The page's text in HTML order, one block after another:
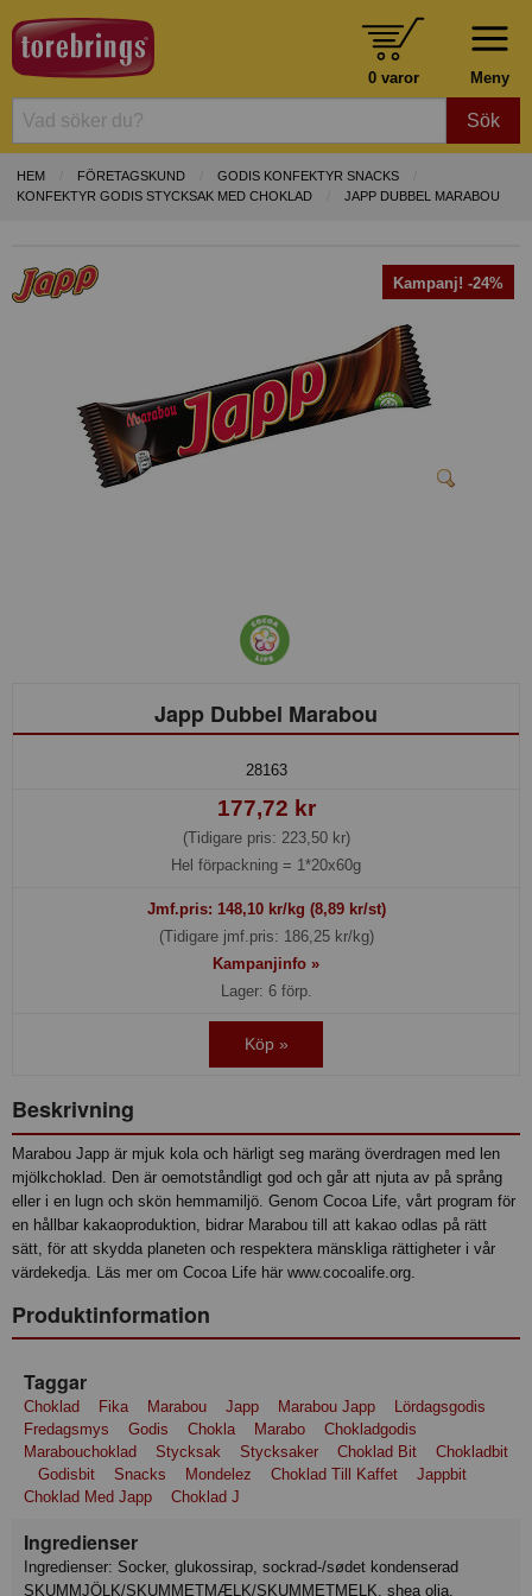
Meny
0 varor
Sök
HEM FÖRETAGSKUND
GODIS KONFEKTYR SNACKS
KONFEKTYR GODIS STYCKSAK MED CHOKLAD
JAPP DUBBEL MARABOU
Kampanj! -24%
Japp Dubbel Marabou
28163
177,72 kr
(Tidigare pris: 223,50 kr)
Hel förpackning = 1*20x60g
Jmf.pris: 148,10kr/kg (8,89 kr/st)
(Tidigare jmf.pris: 186,25 kr/kg)
Kampanjinfo »
Lager: 6 förp.
Köp »
Beskrivning
Marabou Japp är mjuk kola och härligt seg maräng överdragen med len
mjölkchoklad. Den är oemotståndligt god och går att njuta av på språng
eller i en lugn och skön hemmamiljö. Genom Cocoa Life, vårt program för
en hållbar kakaoproduktion, bidrar Marabou till att kakao odlas på rätt
sätt, för att skydda planeten och respektera mänskliga rättigheter i vår
värdekedja. Läs mer om Cocoa Life här www.cocoalife.org.
Produktinformation
Taggar
Choklad Fika Marabou Japp Marabou Japp
Lördagsgodis
Fredagsmys
Godis Chokla Marabo
Chokladgodis
Marabouchoklad
Stycksak Stycksaker Choklad Bit
Chokladbit
Godisbit
Snacks Mondelez Choklad Till Kaffet
Jappbit
Choklad Med Japp
Choklad J
Ingredienser
Ingredienser: Socker, glukossirap, sockrad-/sødet kondenserad
SKUMMJÖLK/SKUMMETMÆLK/SKUMMETMELK, shea olja,